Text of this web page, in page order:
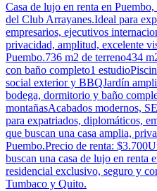
Casa de lujo en renta en
del Club Arrayanes.Ideal para
empresarios, ejecutivos
privacidad, amplitud, excelente
Puembo.736 m2 de terreno434
con baño completo1
social exterior y BBQJardín
bodega, dormitorio y baño
montañasAcabados modernos,
para expatriados, diplomáticos,
que buscan una casa amplia,
Puembo.Precio de renta:
buscan una casa de lujo en renta
residencial exclusivo, seguro y
Tumbaco y Quito.